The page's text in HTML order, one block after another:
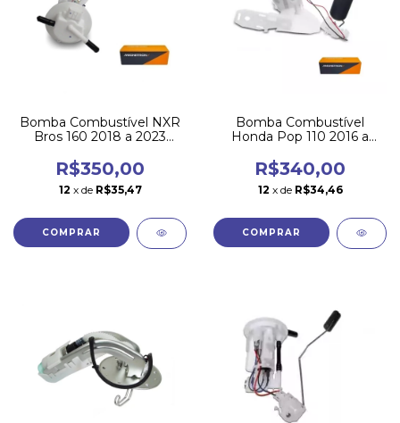
Bomba Combustível NXR
Bros 160 2018 a 2023
R$350,00
12 x de R$35,47
Bomba Combustível
Honda Pop 110 2016 a
R$340,00
12 x de R$34,46